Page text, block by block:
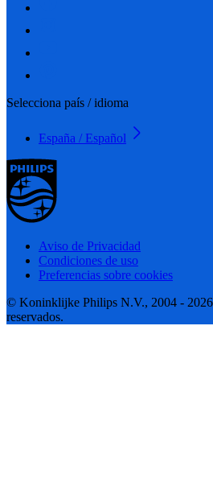
Selecciona país / idioma
España / Español
Aviso de Privacidad
Condiciones de uso
Preferencias sobre cookies
© Koninklijke Philips N.V., 2004 -
reservados.